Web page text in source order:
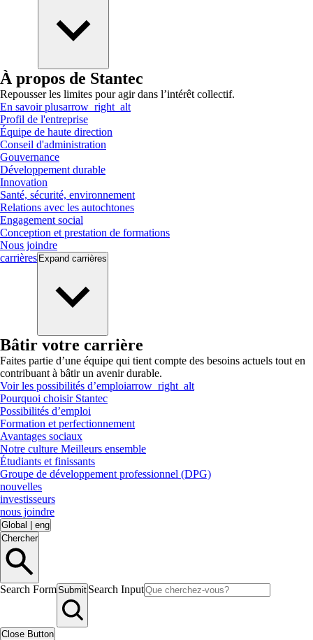
À propos de Stantec
Repousser les limites pour agir dans l’intérêt collectif.
En savoir plusarrow_right_alt
Profil de l'entreprise
Équipe de haute direction
Conseil d'administration
Gouvernance
Développement durable
Innovation
Santé, sécurité, environnement
Relations avec les autochtones
Engagement social
Conception et prestation de formations
Nous joindre
carrières Expand carrières
Bâtir votre carrière
Faites partie d’une équipe qui tient compte des besoins actuels tout en
contribuant à bâtir un avenir durable.
Voir les possibilités d’emploiarrow_right_alt
Pourquoi choisir Stantec
Possibilités d’emploi
Formation et perfectionnement
Avantages sociaux
Notre culture Meilleurs ensemble
Étudiants et finissants
Groupe de développement professionnel (DPG)
nouvelles
investisseurs
nous joindre
Global
eng
Chercher
Search FormSubmit Search Input
Close Button